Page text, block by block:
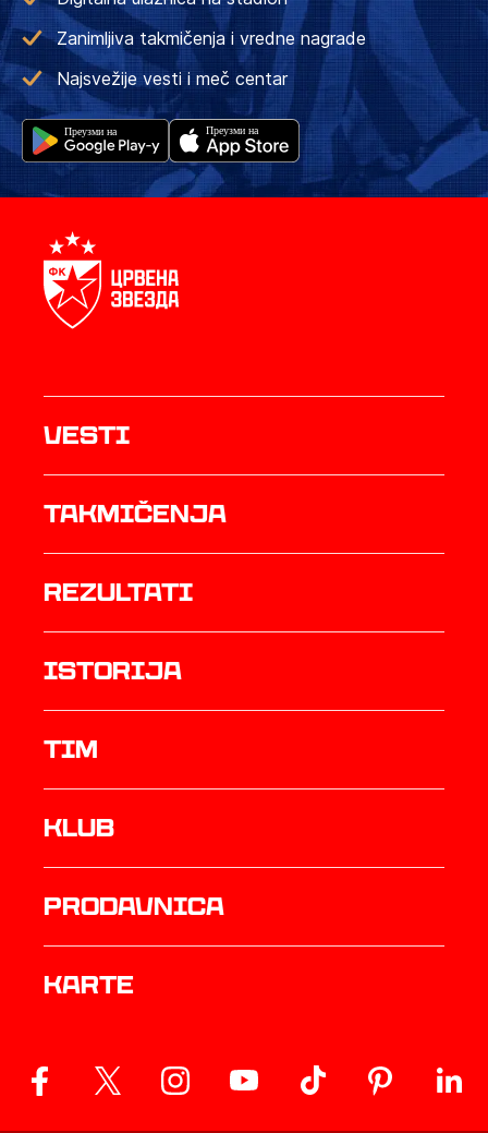
Zanimljiva takmičenja i vredne nagrade
Najsvežije vesti i meč centar
Vesti
Takmičenja
rezultati
istorija
TIM
Klub
prodavnica
Karte